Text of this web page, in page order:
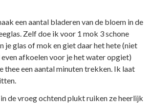
een aantal bladeren van de bloem in de
Zelf doe ik voor 1 mok 3 schone
je glas of mok en giet daar het hete (niet
afkoelen voor je het water opgiet)
thee een aantal minuten trekken. Ik laat
de vroeg ochtend plukt ruiken ze heerlijk